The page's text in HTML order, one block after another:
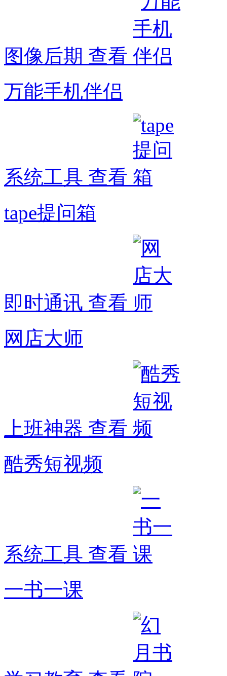
图像后期 查看
万能手机伴侣
系统工具 查看
tape提问箱
即时通讯 查看
网店大师
上班神器 查看
酷秀短视频
系统工具 查看
一书一课